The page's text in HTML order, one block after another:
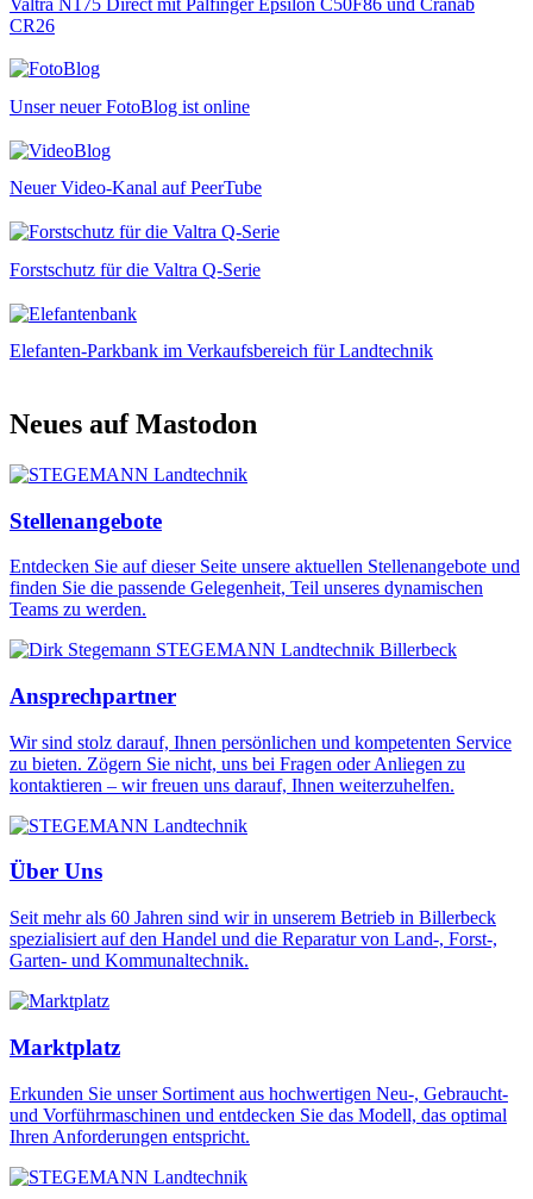
CR26
Unser neuer FotoBlog ist online
Neuer Video-Kanal auf PeerTube
Forstschutz für die Valtra Q-Serie
Elefanten-Parkbank im Verkaufsbereich für Landtechnik
Neues auf Mastodon
Stellenangebote
Entdecken Sie auf dieser Seite unsere aktuellen Stellenangebote und
finden Sie die passende Gelegenheit, Teil unseres dynamischen
Teams zu werden.
Ansprechpartner
Wir sind stolz darauf, Ihnen persönlichen und kompetenten Service
zu bieten. Zögern Sie nicht, uns bei Fragen oder Anliegen zu
kontaktieren – wir freuen uns darauf, Ihnen weiterzuhelfen.
Über Uns
Seit mehr als 60 Jahren sind wir in unserem Betrieb in Billerbeck
spezialisiert auf den Handel und die Reparatur von Land-, Forst-,
Garten- und Kommunaltechnik.
Marktplatz
Erkunden Sie unser Sortiment aus hochwertigen Neu-, Gebraucht-
und Vorführmaschinen und entdecken Sie das Modell, das optimal
Ihren Anforderungen entspricht.